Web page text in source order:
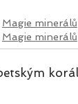
Magie minerálů
Magie minerálů